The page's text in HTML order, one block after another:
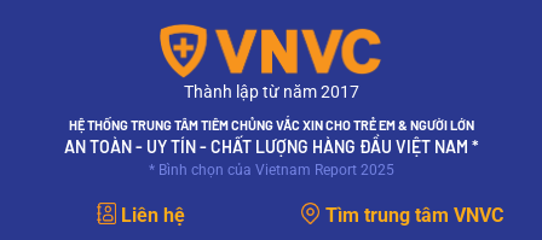
Thành lập từ năm 2017
HỆ THỐNG TRUNG TÂM TIÊM CHỦNG VẮC XIN CHO TRẺ EM & NGƯỜI LỚN
AN TOÀN - UY TÍN - CHẤT LƯỢNG HÀNG ĐẦU VIỆT NAM *
* Bình chọn của Vietnam Report 2025
Liên hệ
Tìm trung tâm VNVC